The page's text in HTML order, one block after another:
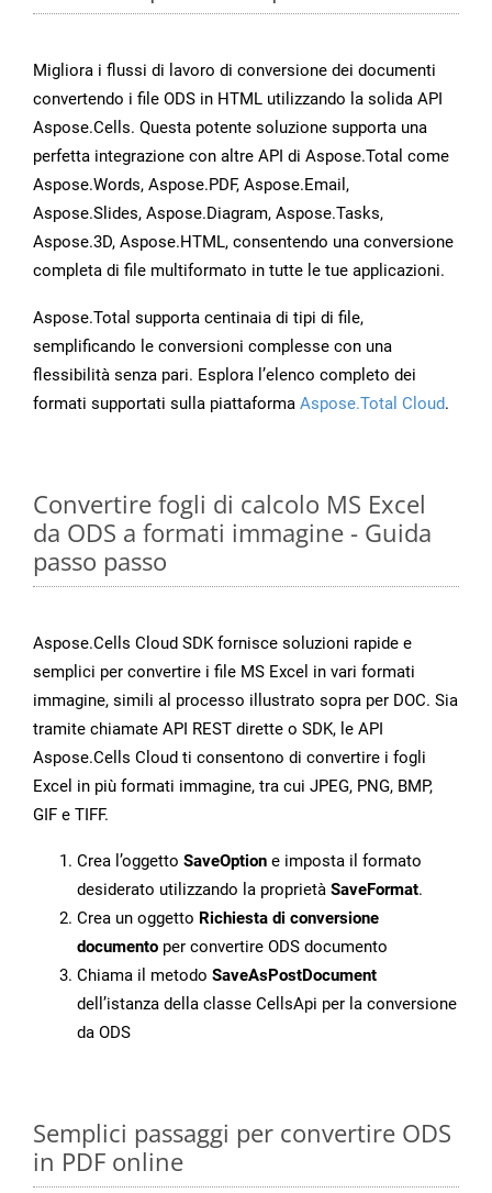
Migliora i flussi di lavoro di conversione dei documenti
convertendo i file ODS in HTML utilizzando la solida API
Aspose.Cells. Questa potente soluzione supporta una
perfetta integrazione con altre API di Aspose.Total come
Aspose.Words, Aspose.PDF, Aspose.Email,
Aspose.Slides, Aspose.Diagram, Aspose.Tasks,
Aspose.3D, Aspose.HTML, consentendo una conversione
completa di file multiformato in tutte le tue applicazioni.
Aspose.Total supporta centinaia di tipi di file,
semplificando le conversioni complesse con una
flessibilità senza pari. Esplora l’elenco completo dei
formati supportati sulla piattaforma Aspose.Total Cloud.
Convertire fogli di calcolo MS Excel
da ODS a formati immagine - Guida
passo passo
Aspose.Cells Cloud SDK fornisce soluzioni rapide e
semplici per convertire i file MS Excel in vari formati
immagine, simili al processo illustrato sopra per DOC. Sia
tramite chiamate API REST dirette o SDK, le API
Aspose.Cells Cloud ti consentono di convertire i fogli
Excel in più formati immagine, tra cui JPEG, PNG, BMP,
GIF e TIFF.
Crea l’oggetto SaveOption e imposta il formato
desiderato utilizzando la proprietà SaveFormat.
Crea un oggetto Richiesta di conversione
documento per convertire ODS documento
Chiama il metodo SaveAsPostDocument
dell’istanza della classe CellsApi per la conversione
da ODS
Semplici passaggi per convertire ODS
in PDF online